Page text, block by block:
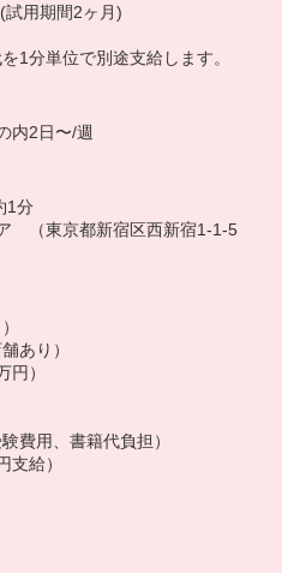
用期間2ヶ月)
1分単位で別途支給します。
内2日〜/週
1分
（東京都新宿区西新宿1-1-5
あり）
円）
費用、書籍代負担）
支給）